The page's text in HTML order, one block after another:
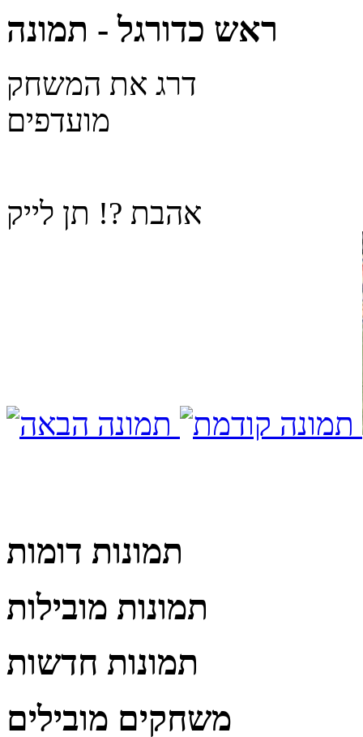
ראש כדורגל - תמונה
דרג את המשחק
מועדפים
אהבת ?! תן לייק
תמונות דומות
תמונות מובילות
תמונות חדשות
משחקים מובילים